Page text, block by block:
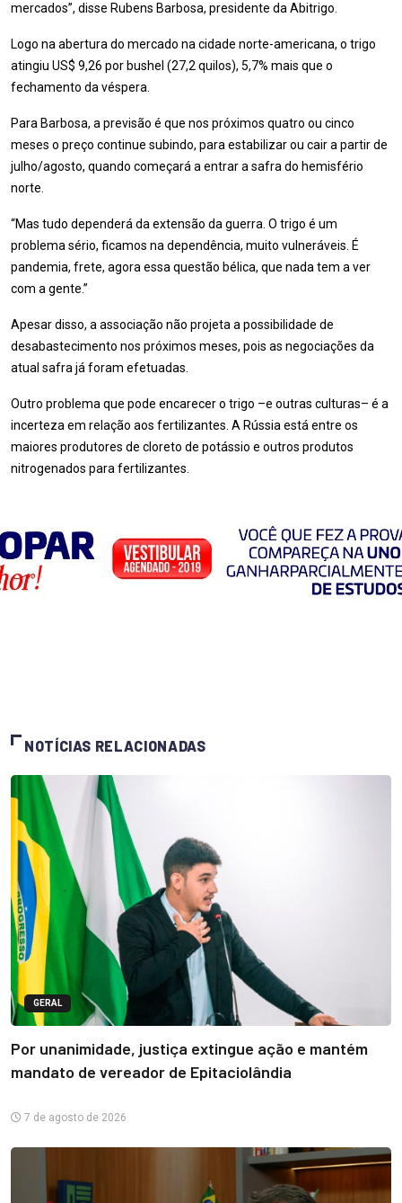
mercados”, disse Rubens Barbosa, presidente da Abitrigo.
Logo na abertura do mercado na cidade norte-americana, o trigo
atingiu US$ 9,26 por bushel (27,2 quilos), 5,7% mais que o
fechamento da véspera.
Para Barbosa, a previsão é que nos próximos quatro ou cinco
meses o preço continue subindo, para estabilizar ou cair a partir de
julho/agosto, quando começará a entrar a safra do hemisfério
norte.
“Mas tudo dependerá da extensão da guerra. O trigo é um
problema sério, ficamos na dependência, muito vulneráveis. É
pandemia, frete, agora essa questão bélica, que nada tem a ver
com a gente.”
Apesar disso, a associação não projeta a possibilidade de
desabastecimento nos próximos meses, pois as negociações da
atual safra já foram efetuadas.
Outro problema que pode encarecer o trigo –e outras culturas– é a
incerteza em relação aos fertilizantes. A Rússia está entre os
maiores produtores de cloreto de potássio e outros produtos
nitrogenados para fertilizantes.
NOTÍCIAS RELACIONADAS
GERAL
Por unanimidade, justiça extingue ação e mantém
mandato de vereador de Epitaciolândia
7 de agosto de 2026